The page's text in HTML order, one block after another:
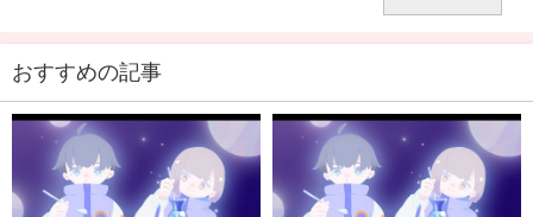
おすすめの記事